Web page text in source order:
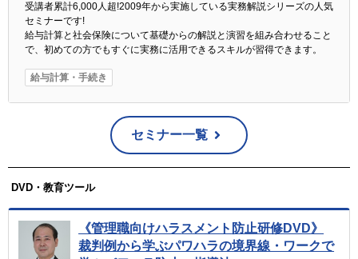
受講者累計6,000人超!2009年から実施している実務解説シリーズの人気
セミナーです!
給与計算と社会保険について基礎からの解説と演習を組み合わせること
で、初めての方でもすぐに実務に活用できるスキルが習得できます。
給与計算・手続き
セミナー一覧
DVD・教育ツール
《管理職向けハラスメント防止研修DVD》
裁判例から学ぶパワハラの境界線・ワークで